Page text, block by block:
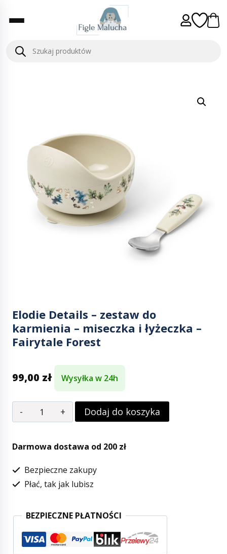
Elodie Details – zestaw do
karmienia – miseczka i łyżeczka –
Fairytale Forest
99,00 zł Wysyłka w 24h
Dodaj do koszyka
Darmowa dostawa od 200 zł
Bezpieczne zakupy
Płać, tak jak lubisz
BEZPIECZNE PŁATNOŚCI